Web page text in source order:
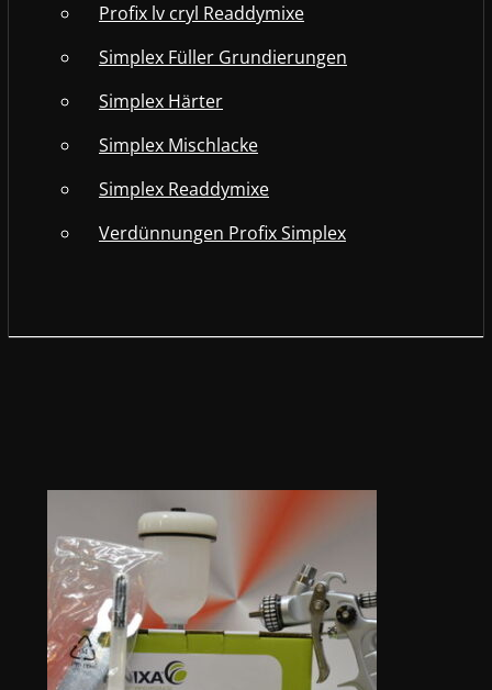
Profix lv cryl Readdymixe
Simplex Füller Grundierungen
Simplex Härter
Simplex Mischlacke
Simplex Readdymixe
Verdünnungen Profix Simplex